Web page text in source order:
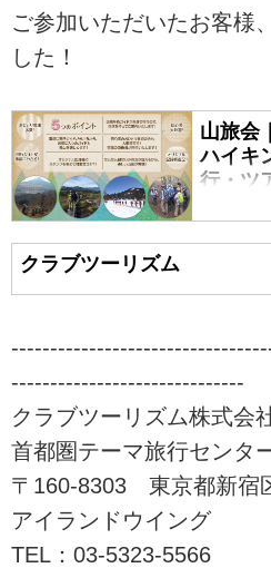
ご参加いただいたお客様
した！
山旅会
ハイキ
行・ツ
山旅会
ブツー
快適な
始めま
ご予約も
クラブツーリズム
------------------------------
クラブツーリズム株式会
首都圏テーマ旅行センタ
〒160-8303 東京都新宿
アイランドウイング
TEL：03-5323-5566